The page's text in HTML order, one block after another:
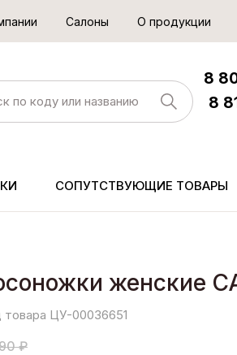
Салоны О продукции
8
8
СОПУТСТВУЮЩИЕ ТОВАРЫ
женские
товара ЦУ-00036651
₽